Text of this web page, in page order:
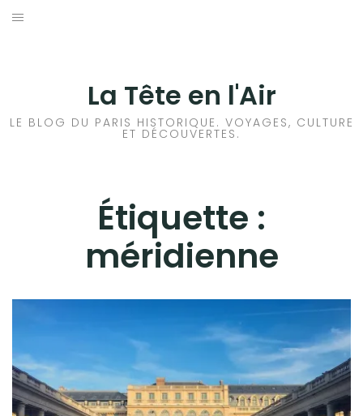
Aller
La Tête en l'Air
LE BLOG DU PARIS HISTORIQUE. VOYAGES, CULTURE
ET DÉCOUVERTES.
Étiquette :
méridienne
HISTOIRES EN ILE DE FRANCE
VOYAGES À L’ÉTRANGER